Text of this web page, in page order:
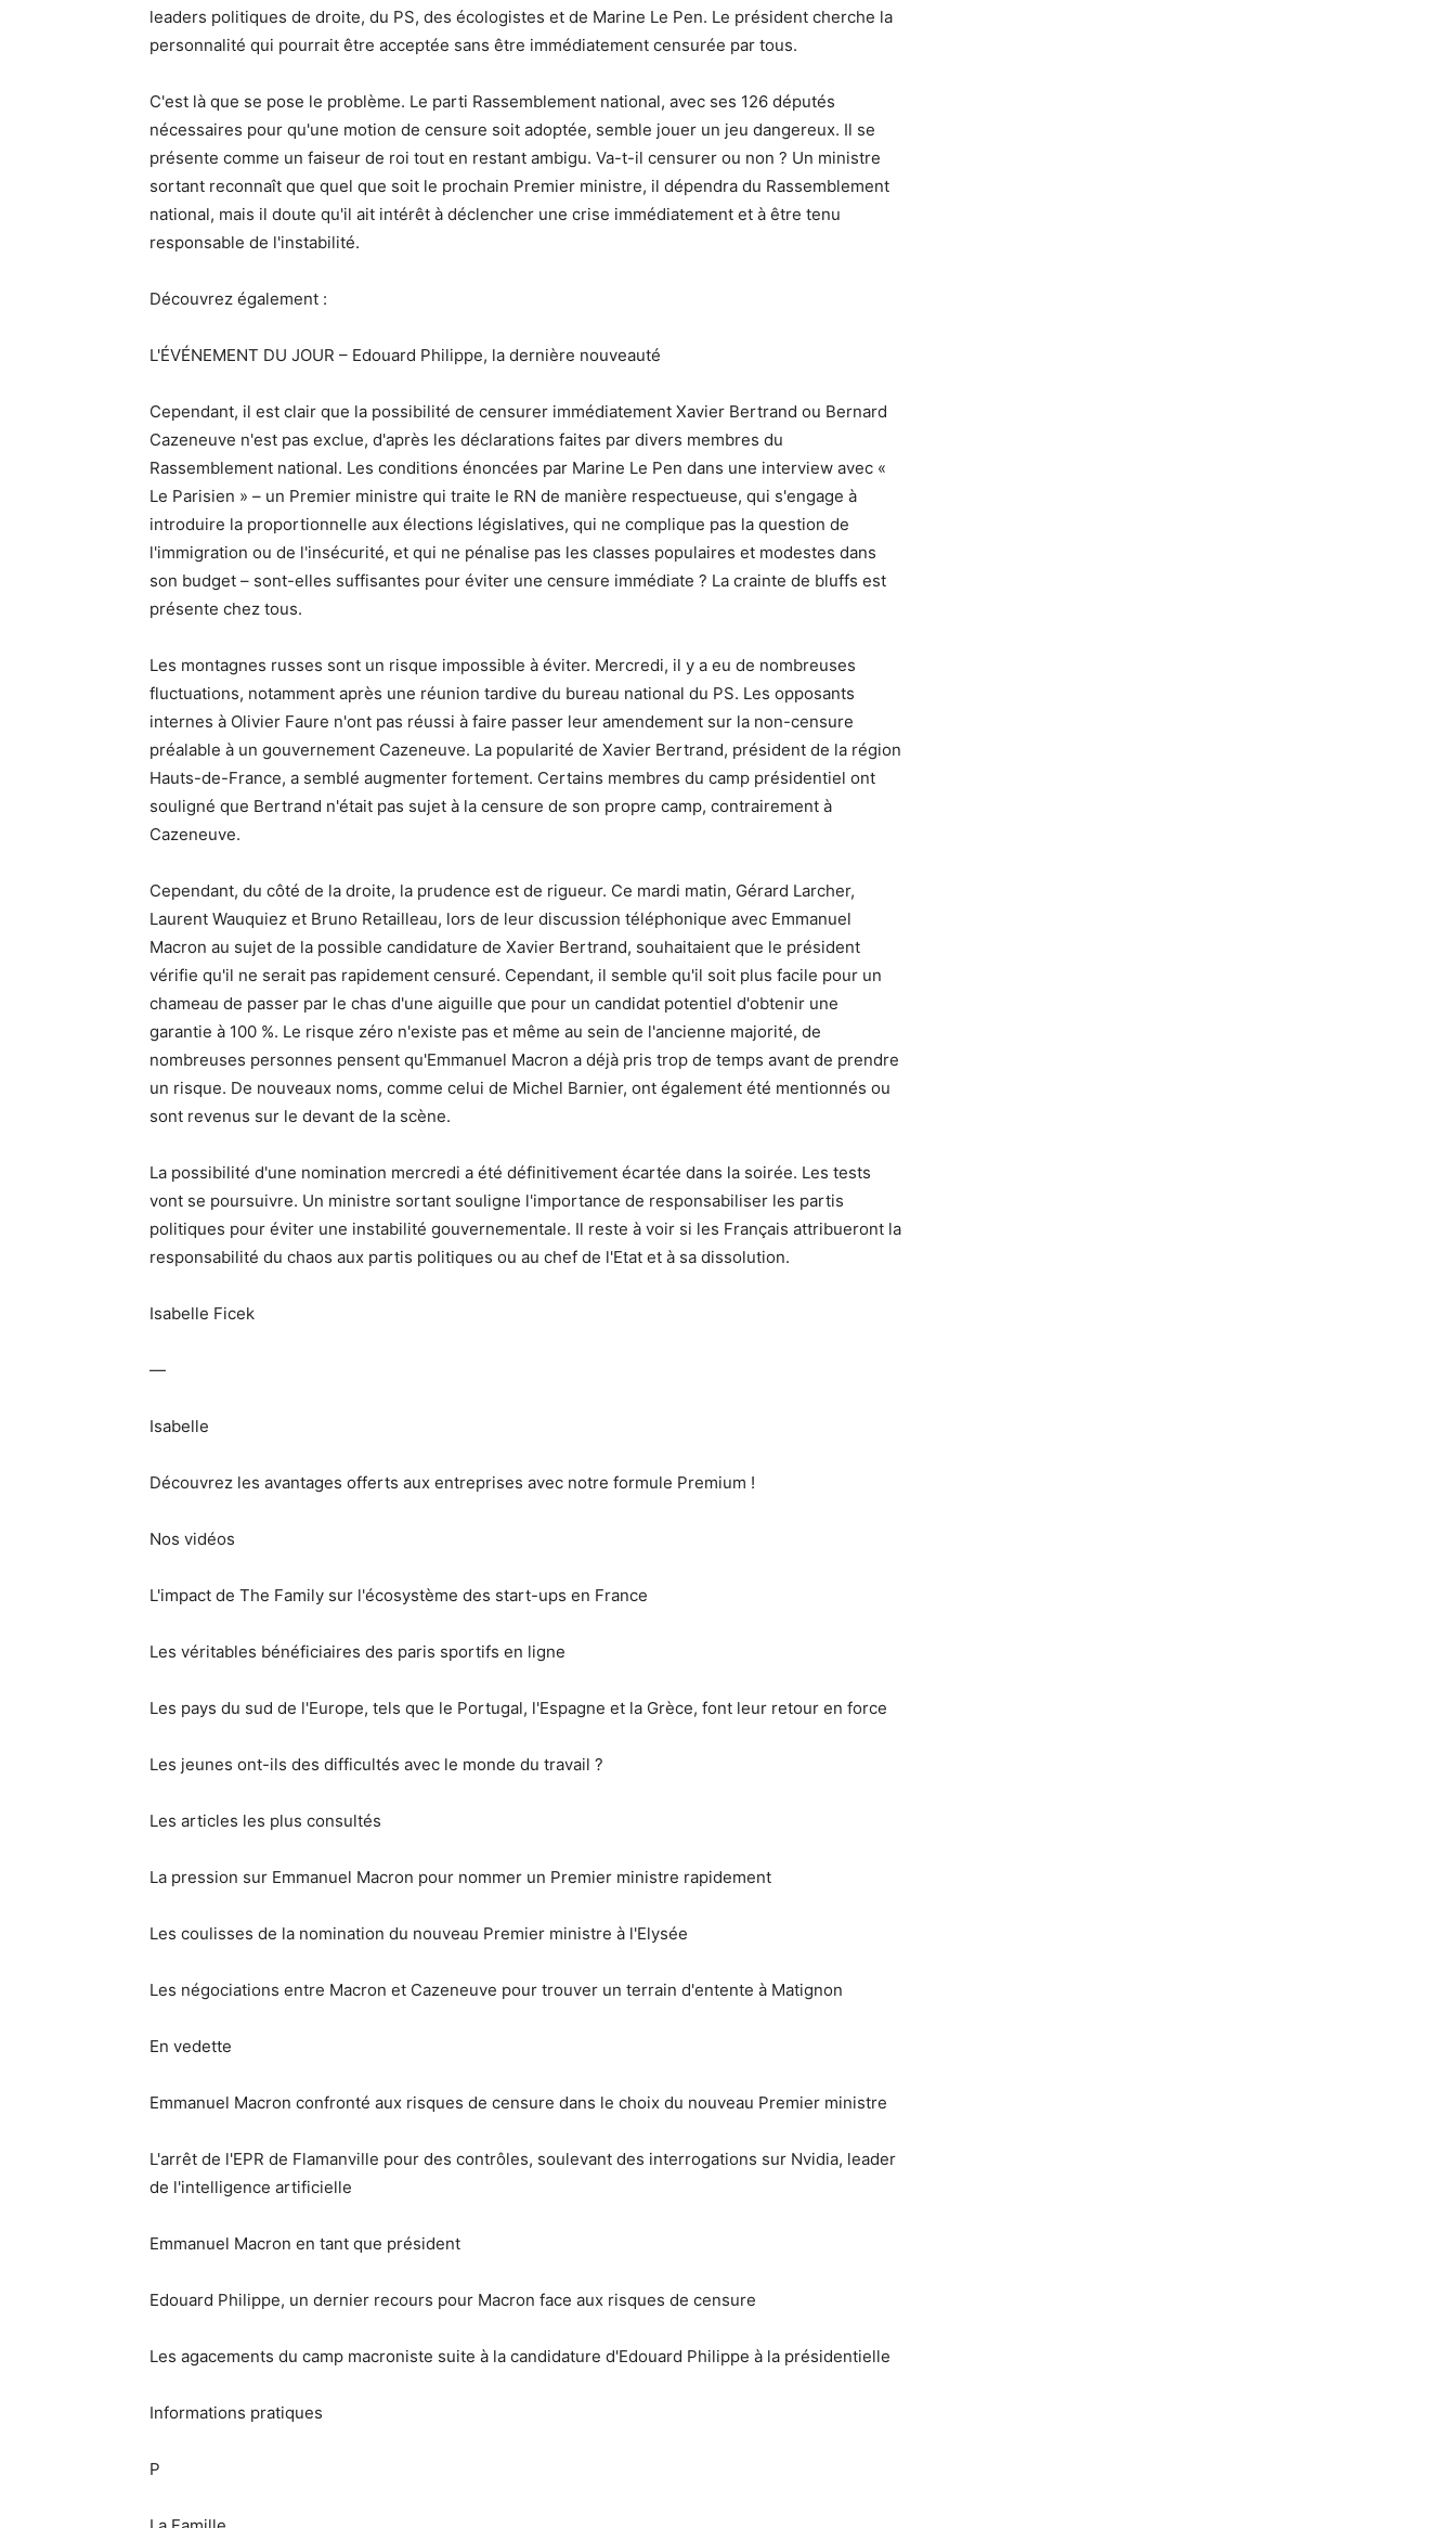
leaders politiques de droite, du PS, des écologistes et de Marine Le Pen. Le président cherche la
personnalité qui pourrait être acceptée sans être immédiatement censurée par tous.
C'est là que se pose le problème. Le parti Rassemblement national, avec ses 126 députés
nécessaires pour qu'une motion de censure soit adoptée, semble jouer un jeu dangereux. Il se
présente comme un faiseur de roi tout en restant ambigu. Va-t-il censurer ou non ? Un ministre
sortant reconnaît que quel que soit le prochain Premier ministre, il dépendra du Rassemblement
national, mais il doute qu'il ait intérêt à déclencher une crise immédiatement et à être tenu
responsable de l'instabilité.
Découvrez également :
L'ÉVÉNEMENT DU JOUR – Edouard Philippe, la dernière nouveauté
Cependant, il est clair que la possibilité de censurer immédiatement Xavier Bertrand ou Bernard
Cazeneuve n'est pas exclue, d'après les déclarations faites par divers membres du
Rassemblement national. Les conditions énoncées par Marine Le Pen dans une interview avec «
Le Parisien » – un Premier ministre qui traite le RN de manière respectueuse, qui s'engage à
introduire la proportionnelle aux élections législatives, qui ne complique pas la question de
l'immigration ou de l'insécurité, et qui ne pénalise pas les classes populaires et modestes dans
son budget – sont-elles suffisantes pour éviter une censure immédiate ? La crainte de bluffs est
présente chez tous.
Les montagnes russes sont un risque impossible à éviter. Mercredi, il y a eu de nombreuses
fluctuations, notamment après une réunion tardive du bureau national du PS. Les opposants
internes à Olivier Faure n'ont pas réussi à faire passer leur amendement sur la non-censure
préalable à un gouvernement Cazeneuve. La popularité de Xavier Bertrand, président de la région
Hauts-de-France, a semblé augmenter fortement. Certains membres du camp présidentiel ont
souligné que Bertrand n'était pas sujet à la censure de son propre camp, contrairement à
Cazeneuve.
Cependant, du côté de la droite, la prudence est de rigueur. Ce mardi matin, Gérard Larcher,
Laurent Wauquiez et Bruno Retailleau, lors de leur discussion téléphonique avec Emmanuel
Macron au sujet de la possible candidature de Xavier Bertrand, souhaitaient que le président
vérifie qu'il ne serait pas rapidement censuré. Cependant, il semble qu'il soit plus facile pour un
chameau de passer par le chas d'une aiguille que pour un candidat potentiel d'obtenir une
garantie à 100 %. Le risque zéro n'existe pas et même au sein de l'ancienne majorité, de
nombreuses personnes pensent qu'Emmanuel Macron a déjà pris trop de temps avant de prendre
un risque. De nouveaux noms, comme celui de Michel Barnier, ont également été mentionnés ou
sont revenus sur le devant de la scène.
La possibilité d'une nomination mercredi a été définitivement écartée dans la soirée. Les tests
vont se poursuivre. Un ministre sortant souligne l'importance de responsabiliser les partis
politiques pour éviter une instabilité gouvernementale. Il reste à voir si les Français attribueront la
responsabilité du chaos aux partis politiques ou au chef de l'Etat et à sa dissolution.
Isabelle Ficek
—
Isabelle
Découvrez les avantages offerts aux entreprises avec notre formule Premium !
Nos vidéos
L'impact de The Family sur l'écosystème des start-ups en France
Les véritables bénéficiaires des paris sportifs en ligne
Les pays du sud de l'Europe, tels que le Portugal, l'Espagne et la Grèce, font leur retour en force
Les jeunes ont-ils des difficultés avec le monde du travail ?
Les articles les plus consultés
La pression sur Emmanuel Macron pour nommer un Premier ministre rapidement
Les coulisses de la nomination du nouveau Premier ministre à l'Elysée
Les négociations entre Macron et Cazeneuve pour trouver un terrain d'entente à Matignon
En vedette
Emmanuel Macron confronté aux risques de censure dans le choix du nouveau Premier ministre
L'arrêt de l'EPR de Flamanville pour des contrôles, soulevant des interrogations sur Nvidia, leader
de l'intelligence artificielle
Emmanuel Macron en tant que président
Edouard Philippe, un dernier recours pour Macron face aux risques de censure
Les agacements du camp macroniste suite à la candidature d'Edouard Philippe à la présidentielle
Informations pratiques
P